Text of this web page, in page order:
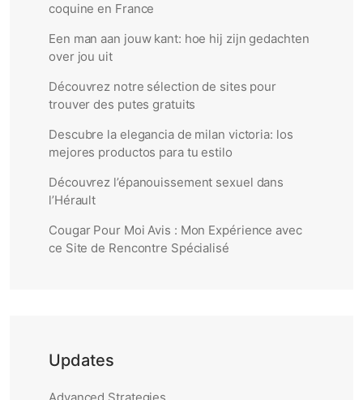
coquine en France
Een man aan jouw kant: hoe hij zijn gedachten
over jou uit
Découvrez notre sélection de sites pour
trouver des putes gratuits
Descubre la elegancia de milan victoria: los
mejores productos para tu estilo
Découvrez l’épanouissement sexuel dans
l’Hérault
Cougar Pour Moi Avis : Mon Expérience avec
ce Site de Rencontre Spécialisé
Updates